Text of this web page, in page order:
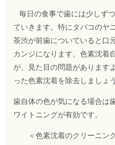
毎日の食事で歯には少しず
ていきます。特にタバコのヤ
茶渋が前歯についていると口
カンジになります。色素沈着
が、見た目の問題があります
った色素沈着を除去しましょう
歯自体の色が気になる場合は
ワイトニングが有効です。
＜色素沈着のクリーニン